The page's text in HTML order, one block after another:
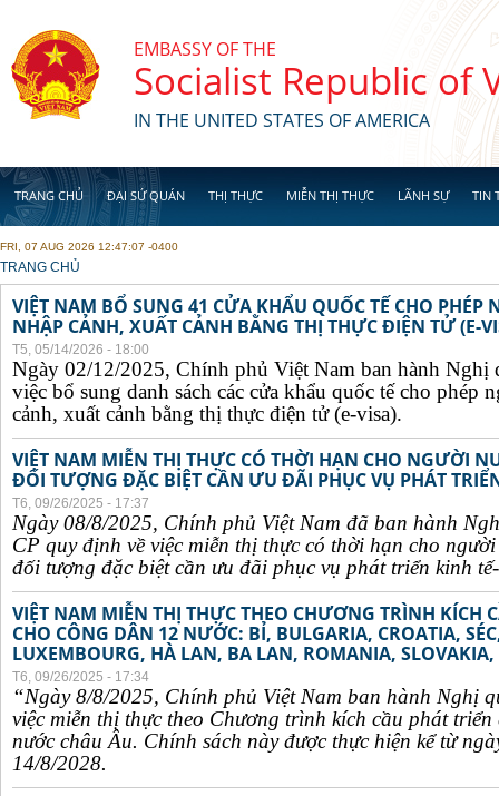
EMBASSY OF THE
Socialist Republic of
IN THE UNITED STATES OF AMERICA
TRANG CHỦ ĐẠI SỨ QUÁN THỊ THỰC MIỄN THỊ THỰC LÃNH SỰ TIN
FRI, 07 AUG 2026 12:47:07 -0400
YOU ARE HERE
TRANG CHỦ
VIỆT NAM BỔ SUNG 41 CỬA KHẨU QUỐC TẾ CHO
NHẬP CẢNH, XUẤT CẢNH BẰNG THỊ THỰC ĐIỆN TỬ (E-
T5, 05/14/2026 - 18:00
Ngày 02/12/2025, Chính phủ Việt Nam ban hành Nghị
việc bổ sung danh sách các cửa khẩu quốc tế cho phép
cảnh, xuất cảnh bằng thị thực điện tử (e-visa).
VIỆT NAM MIỄN THỊ THỰC CÓ THỜI HẠN CHO NGƯỜI
ĐỐI TƯỢNG ĐẶC BIỆT CẦN ƯU ĐÃI PHỤC VỤ PHÁT
T6, 09/26/2025 - 17:37
Ngày 08/8/2025, Chính phủ Việt Nam đã ban hành
CP quy định về việc miễn thị thực có thời hạn cho
đối tượng đặc biệt cần ưu đãi phục vụ phát triển kinh
VIỆT NAM MIỄN THỊ THỰC THEO CHƯƠNG TRÌNH KÍCH
CHO CÔNG DÂN 12 NƯỚC: BỈ, BULGARIA, CROATIA,
LUXEMBOURG, HÀ LAN, BA LAN, ROMANIA, SLOVAKIA,
T6, 09/26/2025 - 17:34
“Ngày 8/8/2025, Chính phủ Việt Nam ban hành Nghị
việc miễn thị thực theo Chương trình kích cầu phát
nước châu Âu. Chính sách này được thực hiện kể từ
14/8/2028.